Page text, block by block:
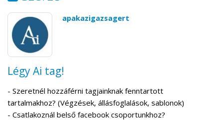
apakazigazsagert
Légy Ai tag!
- Szeretnél hozzáférni tagjainknak fenntartott
tartalmakhoz? (Végzések, állásfoglalások, sablonok)
- Csatlakoznál belső facebook csoportunkhoz?